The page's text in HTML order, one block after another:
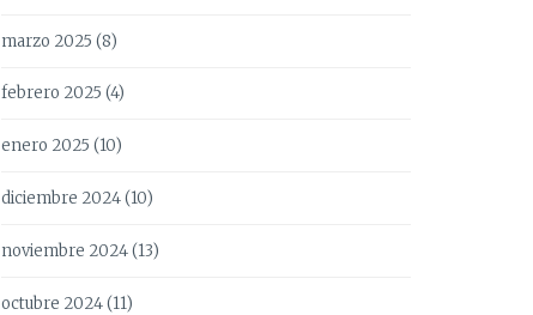
marzo 2025 (8)
febrero 2025 (4)
enero 2025 (10)
diciembre 2024(10)
noviembre 2024(13)
octubre 2024(11)